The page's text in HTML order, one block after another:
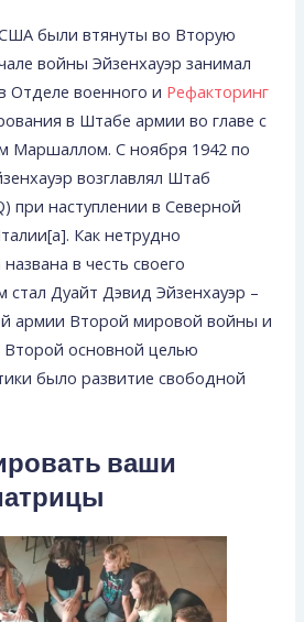
были втянуты во Вторую
войны Эйзенхауэр занимал
Отделе военного и Рефакторинг
в Штабе армии во главе с
Маршаллом. С ноября 1942 по
возглавлял Штаб
при наступлении в Северной
Как нетрудно
в честь своего
Дуайт Дэвид Эйзенхауэр –
армии Второй мировой войны и
основной целью
было развитие свободной
ваши